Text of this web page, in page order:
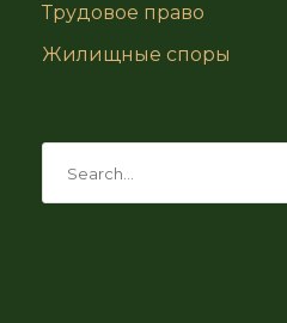
Трудовое право
Жилищные споры